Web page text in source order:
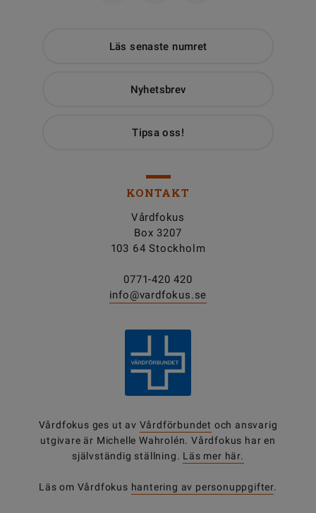
Läs senaste numret
Nyhetsbrev
Tipsa oss!
KONTAKT
Vårdfokus
Box 3207
103 64 Stockholm
0771-420 420
info@vardfokus.se
Vårdfokus ges ut av Vårdförbundet och ansvarig
utgivare är Michelle Wahrolén. Vårdfokus har en
självständig ställning. Läs mer här.
Läs om Vårdfokus hantering av personuppgifter.